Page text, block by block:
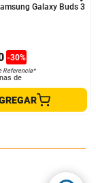
Galaxy Buds 3
-30%
Referencia*
de